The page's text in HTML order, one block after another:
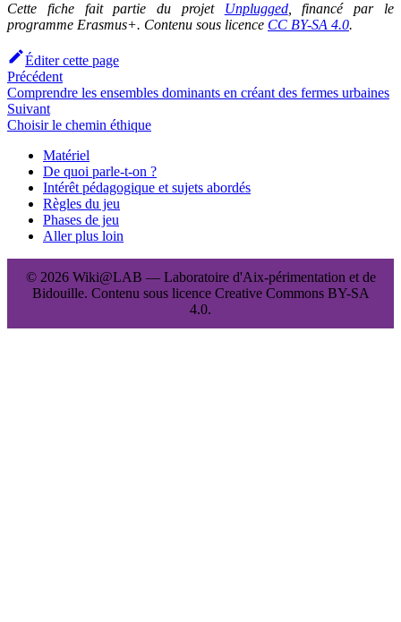
Cette fiche fait partie du projet Unplugged, financé par le
programme Erasmus+. Contenu sous licence CC BY-SA 4.0.
Éditer cette page
Précédent
Comprendre les ensembles dominants en créant des fermes urbaines
Suivant
Choisir le chemin éthique
Matériel
De quoi parle-t-on ?
Intérêt pédagogique et sujets abordés
Règles du jeu
Phases de jeu
Aller plus loin
© 2026 Wiki@LAB — Laboratoire d'Aix-périmentation et de
Bidouille. Contenu sous licence Creative Commons BY-SA
4.0.